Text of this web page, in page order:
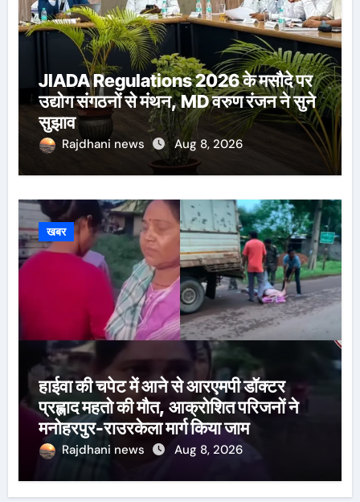
JIADA Regulations 2026 के मसौदे पर
उद्योग संगठनों से मंथन, MD वरुण रंजन ने सुने
सुझाव
Rajdhani news Aug 8, 2026
खबर
हाईवा की चपेट में आने से आरएमपी डॉक्टर
प्रह्लाद महतो की मौत, आक्रोशित परिजनों ने
मनोहरपुर-राउरकेला मार्ग किया जाम
Rajdhani news Aug 8, 2026